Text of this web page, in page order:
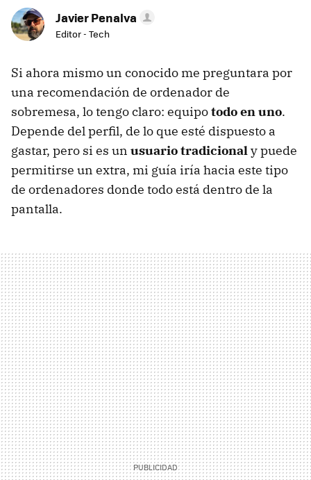
Javier Penalva
Editor - Tech
Si ahora mismo un conocido me preguntara por
una recomendación de ordenador de
sobremesa, lo tengo claro: equipotodo en uno.
Depende del perfil, de lo que esté dispuesto a
gastar, pero si es un usuario tradicionaly puede
permitirse un extra, mi guía iría hacia este tipo
de ordenadores donde todo está dentro de la
pantalla.